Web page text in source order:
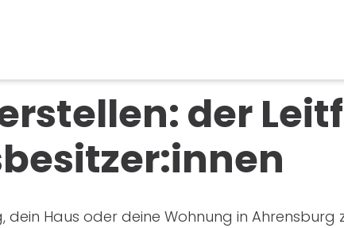
der
Haus oder deine Wohnung in Ahrensburg